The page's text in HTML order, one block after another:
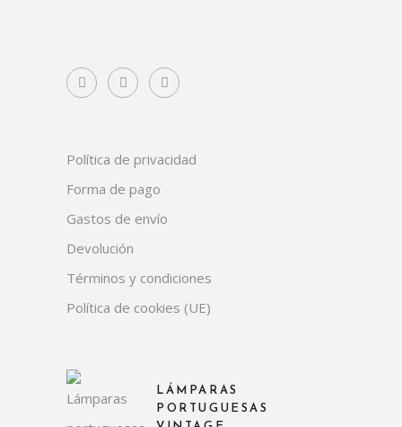
Política de privacidad
Forma de pago
Gastos de envío
Devolución
Términos y condiciones
Política de cookies (UE)
LÁMPARAS
PORTUGUESAS